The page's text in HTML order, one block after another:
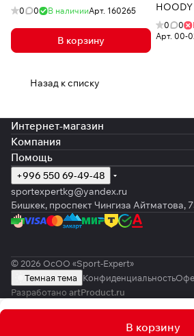
0 0 В наличииАрт. 160265
В корзину
0 0
Арт. 00-
Назад к списку
В корзину
Интернет-магазин
Компания
Помощь
+996 550 69-49-48
sportexpertkg@yandex.ru
Бишкек, проспект Чингиза Айтматова,
© 2026 ОсОО «Sport-Expert»
Темная тема
Конфиденциальность
Разработано artProduct.ru